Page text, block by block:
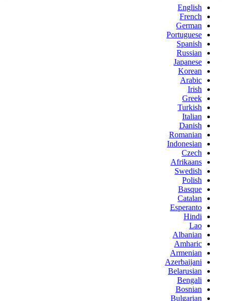
English
French
German
Portuguese
Spanish
Russian
Japanese
Korean
Arabic
Irish
Greek
Turkish
Italian
Danish
Romanian
Indonesian
Czech
Afrikaans
Swedish
Polish
Basque
Catalan
Esperanto
Hindi
Lao
Albanian
Amharic
Armenian
Azerbaijani
Belarusian
Bengali
Bosnian
Bulgarian